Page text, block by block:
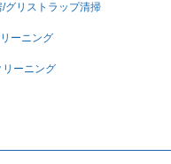
グリストラップ清掃
ーニング
ーニング